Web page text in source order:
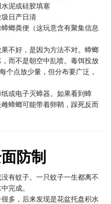
泥或硅胶填塞
日产日清
螂粪便（这玩意含有聚集信息
不好，是因为方法不对。蟑螂
而不是朝空中乱喷。毒饵投放
个点放少量，但分布要广泛，
或电子灭蟑器。如果看到蟑
蟑螂可能带着卵鞘，踩死反而
防制
有蚊子。一只蚊子一生都离不
完成。
多，后来发现是花盆托盘积水